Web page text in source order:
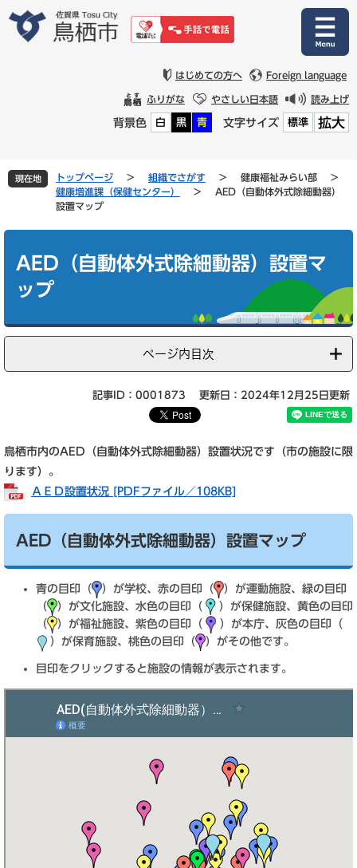
文
はじめての方へ Foreign language
ふりがな やさしい日本語 読み上げ
背景色 白 黒 青 文字サイズ 標準 拡大
現在地 トップページ > 組織でさがす > 健康福祉みらい部
>
健康増進課（保健センター）
>
AED（自動体外式除細動器）
設置マップ
AED（自動体外式除細動器）設置マ
ップ
ページ内目次
記事ID：0001873 更新日：2024年12月25日更新
鳥栖市内のAED（自動体外式除細動器）設置状況です（市の施設に限
ります）。
ＡＥＤ設置状況 [PDFファイル／108KB]
AED（自動体外式除細動器）設置マップ
青の目印（ ）が学校、赤の目印（
）が運動施設、緑の目印
（
）が文化施設、水色の目印（
）が保健施設、黄色の目印
（
）が福祉施設、紫色の目印（
）が本庁、灰色の目印（
）が保育施設、桃色の目印（
）がその他です。
目印をクリックすると施設の情報が表示されます。